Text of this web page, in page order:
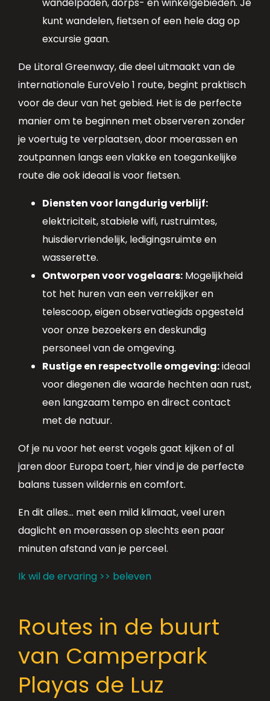
kunt wandelen, fietsen of een hele dag op
excursie gaan.
De Litoral Greenway, die deel uitmaakt van de
internationale EuroVelo 1 route, begint praktisch
voor de deur van het gebied. Het is de perfecte
manier om te beginnen met observeren zonder
je voertuig te verplaatsen, door moerassen en
zoutpannen langs een vlakke en toegankelijke
route die ook ideaal is voor fietsen.
Diensten voor langdurig verblijf:
elektriciteit, stabiele wifi, rustruimtes,
huisdiervriendelijk, ledigingsruimte en
wasserette.
Ontworpen voor vogelaars: Mogelijkheid
tot het huren van een verrekijker en
telescoop, eigen observatiegids opgesteld
voor onze bezoekers en deskundig
personeel van de omgeving.
Rustige en respectvolle omgeving:ideaal
voor diegenen die waarde hechten aan rust,
een langzaam tempo en direct contact
met de natuur.
Of je nu voor het eerst vogels gaat kijken of al
jaren door Europa toert, hier vind je de perfecte
balans tussen wildernis en comfort.
En dit alles... met een mild klimaat, veel uren
daglicht en moerassen op slechts een paar
minuten afstand van je perceel.
Ik wil de ervaring >> beleven
Routes in de buurt
van Camperpark
Playas de Luz